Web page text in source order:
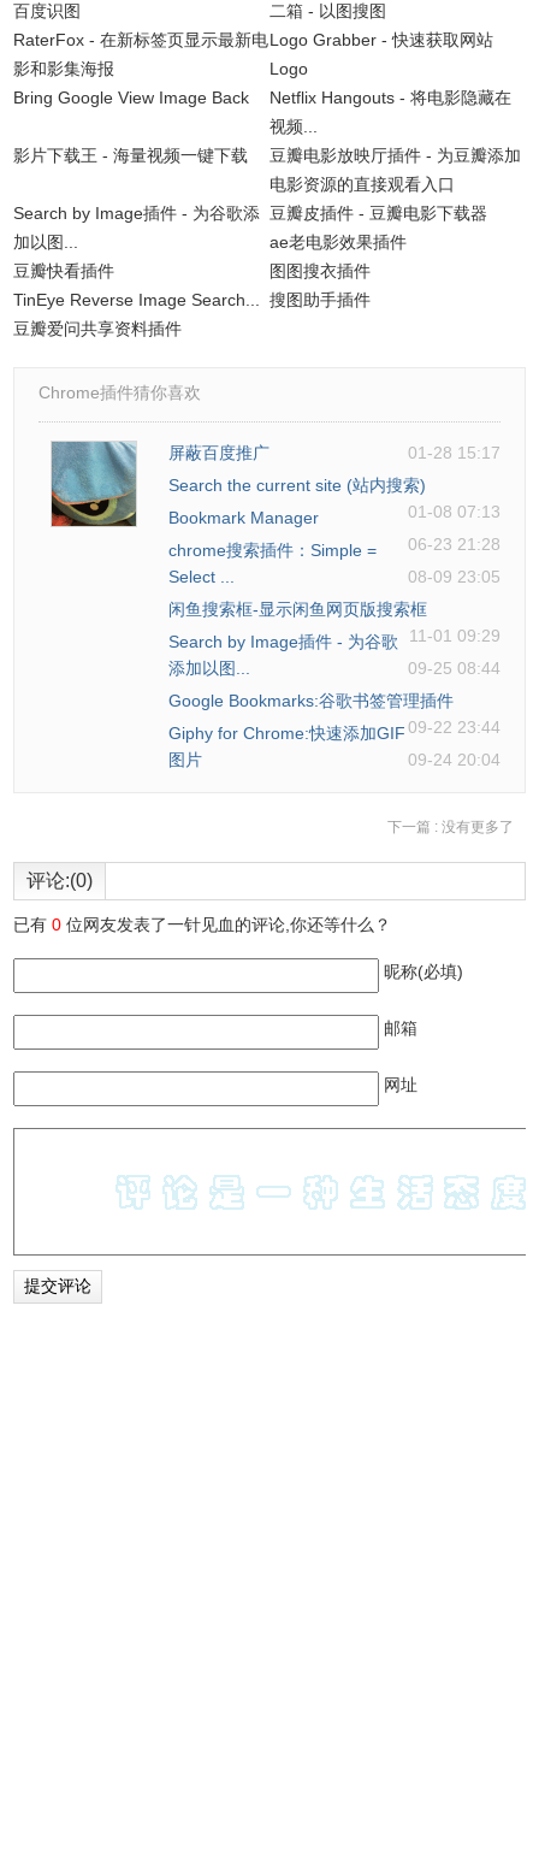
百度识图
二箱 - 以图搜图
RaterFox - 在新标签页显示最新电
影和影集海报
Logo Grabber - 快速获取网站
Logo
Bring Google View Image Back
Netflix Hangouts - 将电影隐藏在
视频...
影片下载王 - 海量视频一键下载
豆瓣电影放映厅插件 - 为豆瓣添加
电影资源的直接观看入口
Search by Image插件 - 为谷歌添
加以图...
豆瓣皮插件 - 豆瓣电影下载器
ae老电影效果插件
豆瓣快看插件
图图搜衣插件
TinEye Reverse Image Search...
搜图助手插件
豆瓣爱问共享资料插件
Chrome插件猜你喜欢
屏蔽百度推广
01-28 15:17
Search the current site (站内搜索)
01-08 07:13
Bookmark Manager
06-23 21:28
chrome搜索插件：Simple =
Select ...
08-09 23:05
闲鱼搜索框-显示闲鱼网页版搜索框
11-01 09:29
Search by Image插件 - 为谷歌
添加以图...
09-25 08:44
Google Bookmarks:谷歌书签管理插件
09-22 23:44
Giphy for Chrome:快速添加GIF
图片
09-24 20:04
下一篇 : 没有更多了
评论:(0)
已有0 位网友发表了一针见血的评论,你还等什么？
昵称(必填)
邮箱
网址